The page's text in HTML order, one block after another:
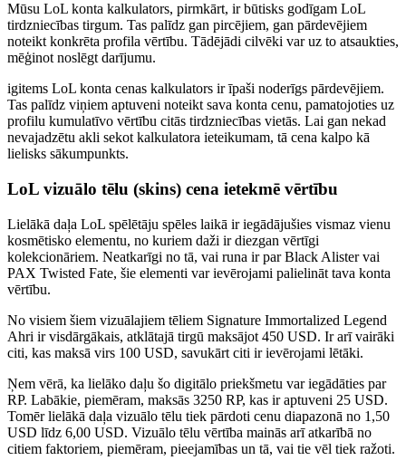
Mūsu LoL konta kalkulators, pirmkārt, ir būtisks godīgam LoL
tirdzniecības tirgum. Tas palīdz gan pircējiem, gan pārdevējiem
noteikt konkrēta profila vērtību. Tādējādi cilvēki var uz to atsaukties,
mēģinot noslēgt darījumu.
igitems LoL konta cenas kalkulators ir īpaši noderīgs pārdevējiem.
Tas palīdz viņiem aptuveni noteikt sava konta cenu, pamatojoties uz
profilu kumulatīvo vērtību citās tirdzniecības vietās. Lai gan nekad
nevajadzētu akli sekot kalkulatora ieteikumam, tā cena kalpo kā
lielisks sākumpunkts.
LoL vizuālo tēlu (skins) cena ietekmē vērtību
Lielākā daļa LoL spēlētāju spēles laikā ir iegādājušies vismaz vienu
kosmētisko elementu, no kuriem daži ir diezgan vērtīgi
kolekcionāriem. Neatkarīgi no tā, vai runa ir par Black Alister vai
PAX Twisted Fate, šie elementi var ievērojami palielināt tava konta
vērtību.
No visiem šiem vizuālajiem tēliem Signature Immortalized Legend
Ahri ir visdārgākais, atklātajā tirgū maksājot 450 USD. Ir arī vairāki
citi, kas maksā virs 100 USD, savukārt citi ir ievērojami lētāki.
Ņem vērā, ka lielāko daļu šo digitālo priekšmetu var iegādāties par
RP. Labākie, piemēram, maksās 3250 RP, kas ir aptuveni 25 USD.
Tomēr lielākā daļa vizuālo tēlu tiek pārdoti cenu diapazonā no 1,50
USD līdz 6,00 USD. Vizuālo tēlu vērtība mainās arī atkarībā no
citiem faktoriem, piemēram, pieejamības un tā, vai tie vēl tiek ražoti.